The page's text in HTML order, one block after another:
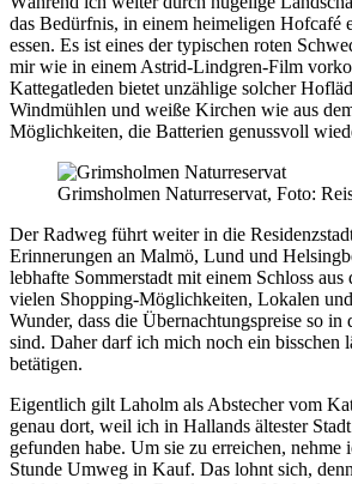
das Bedürfnis, in einem heimeligen Hofcafé
essen. Es ist eines der typischen roten
mir wie in einem Astrid-Lindgren-Film
Kattegatleden bietet unzählige solcher
Windmühlen und weiße Kirchen wie aus
Möglichkeiten, die Batterien genussvoll
Grimsholmen Naturreservat, Foto:
Der Radweg führt weiter in die
Erinnerungen an Malmö, Lund und
lebhafte Sommerstadt mit einem Schloss aus
vielen Shopping-Möglichkeiten, Lokalen
Wunder, dass die Übernachtungspreise so in
sind. Daher darf ich mich noch ein bisschen
betätigen.
Eigentlich gilt Laholm als Abstecher vom
genau dort, weil ich in Hallands ältester
gefunden habe. Um sie zu erreichen, nehme
Stunde Umweg in Kauf. Das lohnt sich,